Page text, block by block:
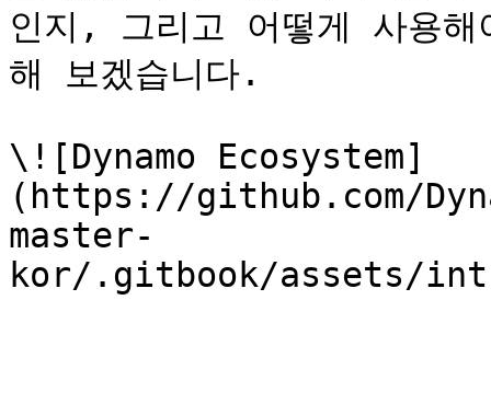
인지, 그리고 어떻게 사용
해 보겠습니다.
\![Dynamo Ecosystem]
(https://github.com/
master-